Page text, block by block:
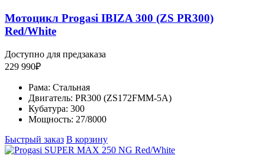
Мотоцикл Progasi IBIZA 300 (ZS PR300)
Red/White
Доступно для предзаказа
229 990₽
Рама: Стальная
Двигатель: PR300 (ZS172FMM-5A)
Кубатура: 300
Мощность: 27/8000
Быстрый заказ В корзину